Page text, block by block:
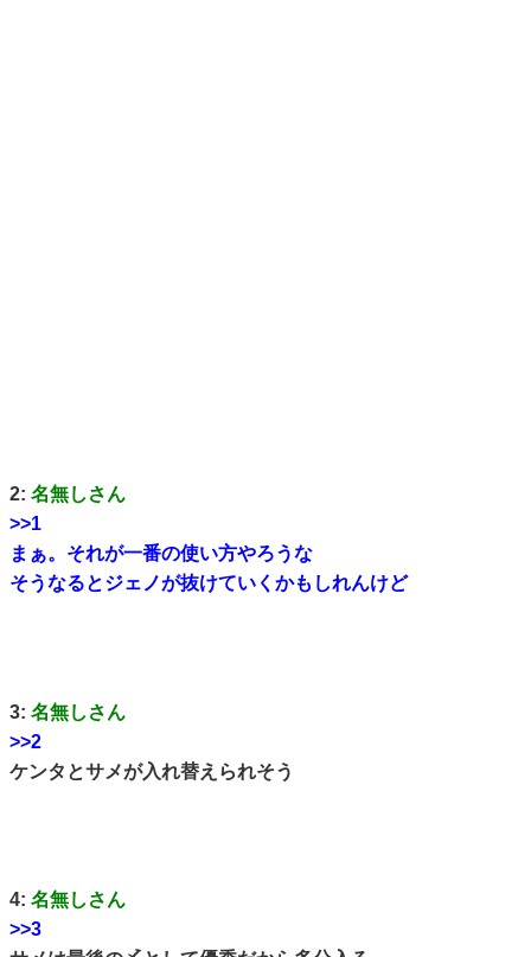
2: 名無しさん
>>1
まぁ。それが一番の使い方やろうな
そうなるとジェノが抜けていくかもしれんけど
3: 名無しさん
>>2
ケンタとサメが入れ替えられそう
4: 名無しさん
>>3